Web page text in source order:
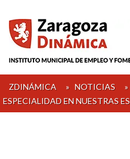
content
ZDINÁMICA » NOTICIAS »
ESPECIALIDAD EN NUESTRAS